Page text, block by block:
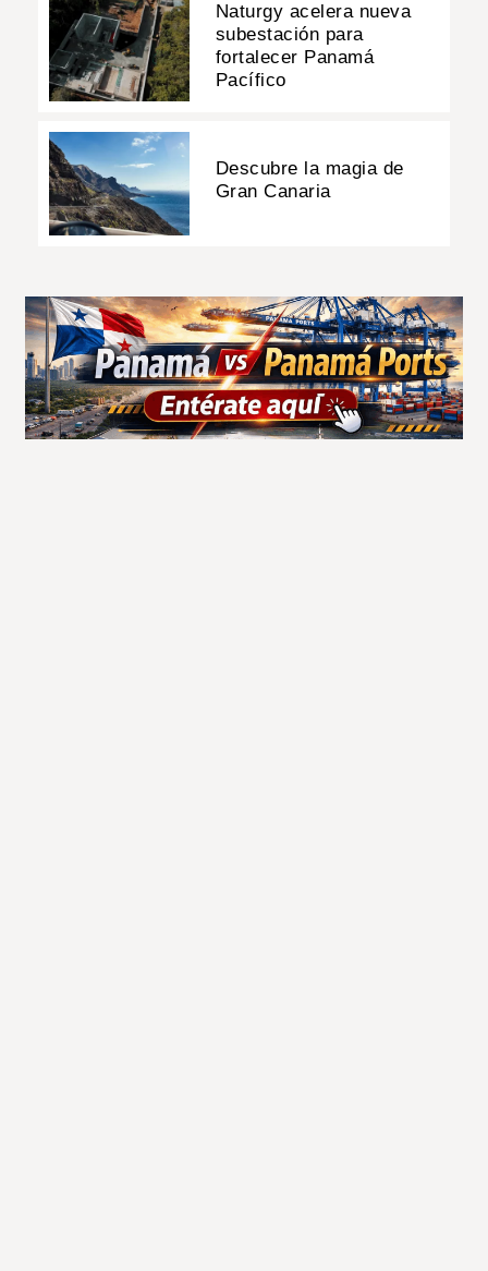
Naturgy acelera nueva
subestación para
fortalecer Panamá
Pacífico
Descubre la magia de
Gran Canaria